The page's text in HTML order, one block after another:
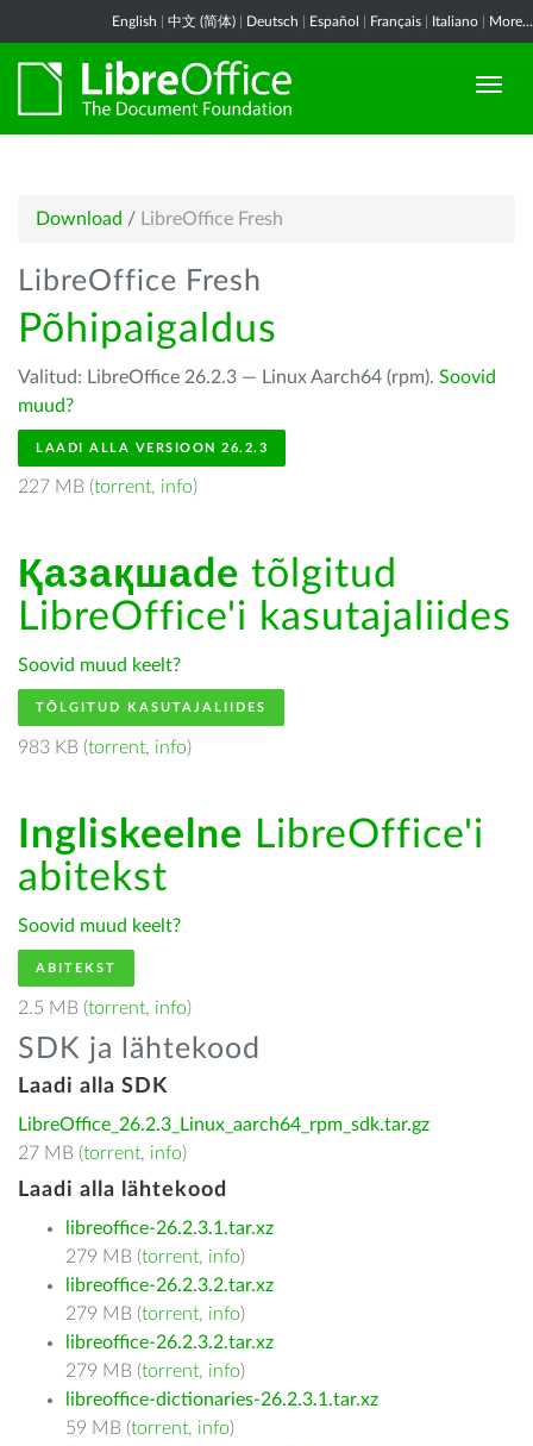
English 中文 (简体) Deutsch Español Français Italiano More...
Download / LibreOffice Fresh
LibreOffice Fresh
Põhipaigaldus
Valitud: LibreOffice 26.2.3 — Linux Aarch64 (rpm). Soovid
muud?
LAADI ALLA VERSIOON 26.2.3
227 MB (torrent, info)
Қазақшаde tõlgitud
LibreOffice'i kasutajaliides
Soovid muud keelt?
TÕLGITUD KASUTAJALIIDES
983 KB (torrent, info)
Ingliskeelne LibreOffice'i
abitekst
Soovid muud keelt?
ABITEKST
2.5 MB (torrent, info)
SDK ja lähtekood
Laadi alla SDK
LibreOffice_26.2.3_Linux_aarch64_rpm_sdk.tar.gz
27 MB (torrent, info)
Laadi alla lähtekood
libreoffice-26.2.3.1.tar.xz
279 MB (torrent, info)
libreoffice-26.2.3.2.tar.xz
279 MB (torrent, info)
libreoffice-26.2.3.2.tar.xz
279 MB (torrent, info)
libreoffice-dictionaries-26.2.3.1.tar.xz
59 MB (torrent, info)